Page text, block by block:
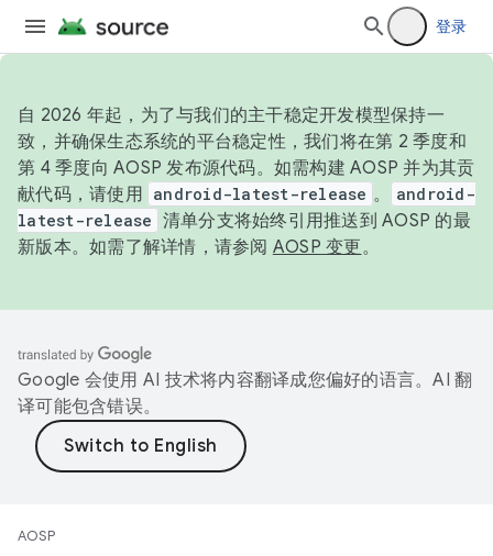
登录
自 2026 年起，为了与我们的主干稳定开发模型保持一
致，并确保生态系统的平台稳定性，我们将在第 2 季度和
第 4 季度向 AOSP 发布源代码。如需构建 AOSP 并为其贡
献代码，请使用 android-latest-release 。
android-
latest-release 清单分支将始终引用推送到 AOSP 的最
新版本。如需了解详情，请参阅 AOSP 变更。
Google 会使用 AI 技术将内容翻译成您偏好的语言。AI 翻
译可能包含错误。
AOSP